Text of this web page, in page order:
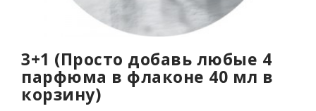
3+1 (Просто добавь любые 4
парфюма в флаконе 40 мл в
корзину)